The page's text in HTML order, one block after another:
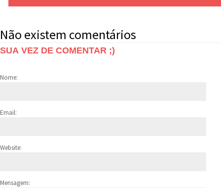
Não existem comentários
SUA VEZ DE COMENTAR ;)
Nome:
Email:
Website:
Mensagem: